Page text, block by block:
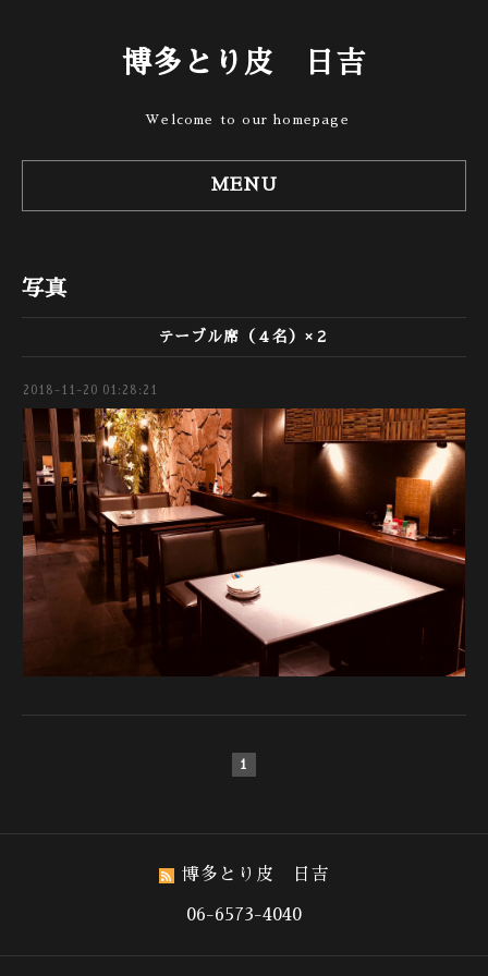
博多とり皮 日吉
Welcome to our homepage
MENU
写真
テーブル席（４名）×２
2018-11-20 01:28:21
1
博多とり皮 日吉
06-6573-4040